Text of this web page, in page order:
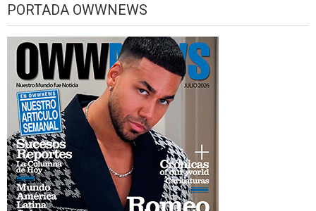
PORTADA OWWNEWS